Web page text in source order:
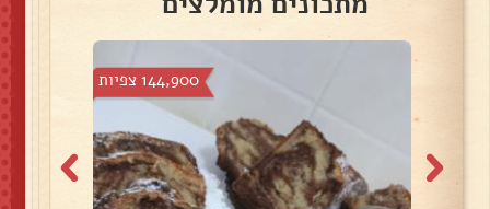
144,900 צפיות